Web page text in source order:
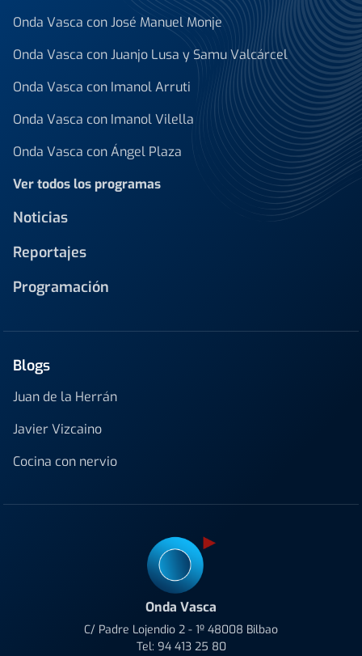
Onda Vasca con José Manuel Monje
Onda Vasca con Juanjo Lusa y Samu Valcárcel
Onda Vasca con Imanol Arruti
Onda Vasca con Imanol Vilella
Onda Vasca con Ángel Plaza
Ver todos los programas
Noticias
Reportajes
Programación
Blogs
Juan de la Herrán
Javier Vizcaino
Cocina con nervio
Onda Vasca
C/ Padre Lojendio 2 - 1º 48008 Bilbao
Tel: 94 413 25 80